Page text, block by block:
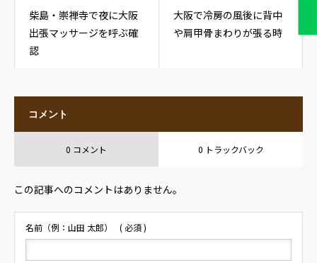
柴島・崇禅寺で夜に大阪
出張マッサージを呼ぶ確
認
大阪で冷房の風後に背中
や肩甲骨まわりが張る時
コメント
0 コメント 0 トラックバック
この記事へのコメントはありません。
名前（例：山田 太郎） ( 必須 )